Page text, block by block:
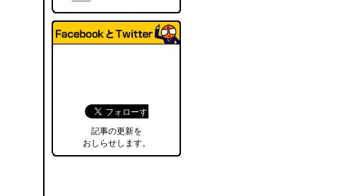
記事の更新を
おしらせします。